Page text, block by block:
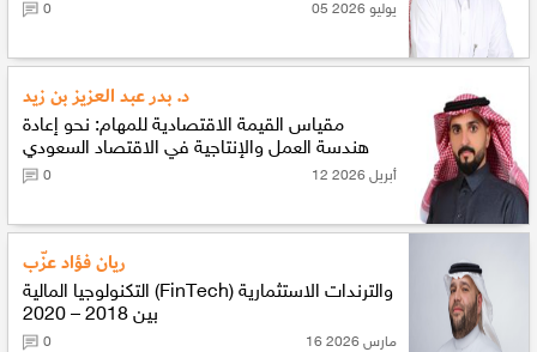
05 يوليو 2026 0
د. بدر عبد العزيز بن زيد
مقياس القيمة الاقتصادية للمهام: نحو إعادة
هندسة العمل والإنتاجية في الاقتصاد السعودي
12 أبريل 2026 0
ريان فؤاد عزّب
التكنولوجيا المالية (FinTech) والترندات الاستثمارية
بين 2018 – 2020
16 مارس 2026 0